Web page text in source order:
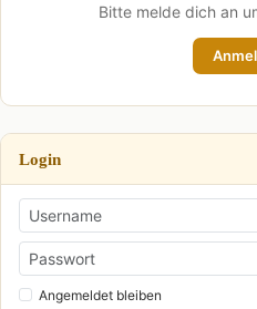
Bitte melde dich an
Login
Angemeldet bleiben